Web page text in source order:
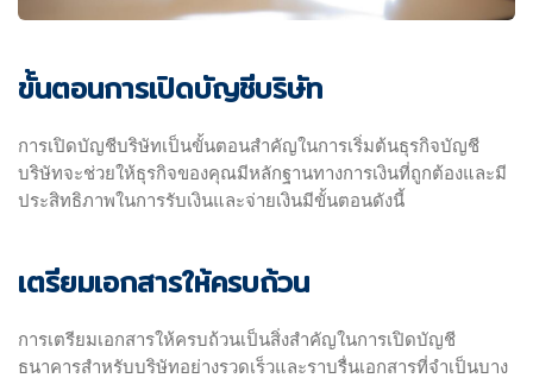
ขั้นตอนการเปิดบัญชีบริษัท
การเปิดบัญชีบริษัทเป็นขั้นตอนสำคัญในการเริ่มต้นธุรกิจบัญชี
บริษัทจะช่วยให้ธุรกิจของคุณมีหลักฐานทางการเงินที่ถูกต้องและมี
ประสิทธิภาพในการรับเงินและจ่ายเงินมีขั้นตอนดังนี้
เตรียมเอกสารให้ครบถ้วน
การเตรียมเอกสารให้ครบถ้วนเป็นสิ่งสำคัญในการเปิดบัญชี
ธนาคารสำหรับบริษัทอย่างรวดเร็วและราบรื่นเอกสารที่จำเป็นบาง